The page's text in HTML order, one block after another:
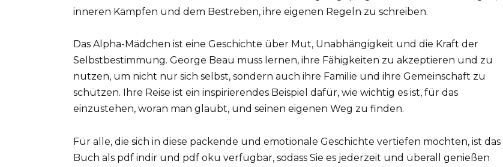
inneren Kämpfen und dem Bestreben, ihre eigenen Regeln zu schreiben.
Das Alpha-Mädchen ist eine Geschichte über Mut, Unabhängigkeit und die Kraft der
Selbstbestimmung. George Beau muss lernen, ihre Fähigkeiten zu akzeptieren und zu
nutzen, um nicht nur sich selbst, sondern auch ihre Familie und ihre Gemeinschaft zu
schützen. Ihre Reise ist ein inspirierendes Beispiel dafür, wie wichtig es ist, für das
einzustehen, woran man glaubt, und seinen eigenen Weg zu finden.
Für alle, die sich in diese packende und emotionale Geschichte vertiefen möchten, ist das
Buch als pdf indir und pdf oku verfügbar, sodass Sie es jederzeit und überall genießen